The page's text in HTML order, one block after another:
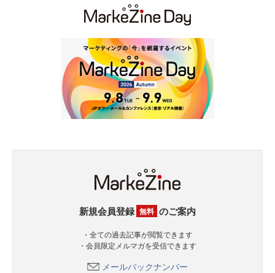
新規会員登録 無料 のご案内
・全ての過去記事が閲覧できます
・会員限定メルマガを受信できます
メールバックナンバー